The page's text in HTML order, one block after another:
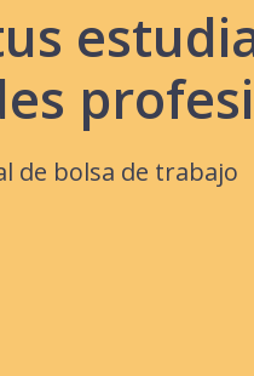
de bolsa de trabajo